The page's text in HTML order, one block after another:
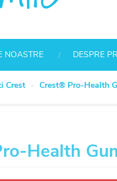
NOASTRE DESPRE
Crest Crest® Pro-Health
Health